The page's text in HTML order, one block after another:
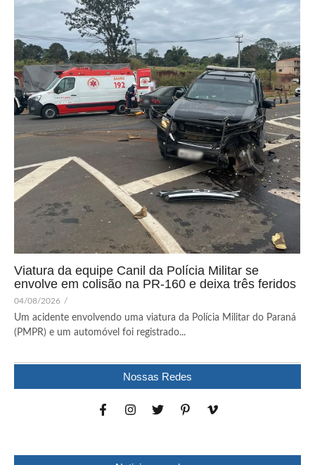
Viatura da equipe Canil da Polícia Militar se
envolve em colisão na PR-160 e deixa três feridos
04/08/2026 /
Um acidente envolvendo uma viatura da Polícia Militar do Paraná
(PMPR) e um automóvel foi registrado...
Nossas Redes